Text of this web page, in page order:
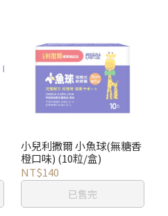
小兒利撒爾 小魚球(無糖香
橙口味) (10粒/盒)
NT$140
已售完